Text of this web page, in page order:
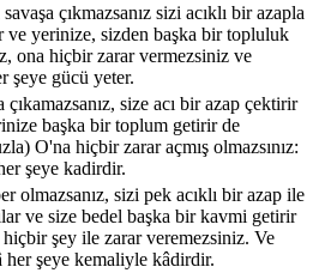
çıkmazsanız sizi acıklı bir azapla
ve yerinize, sizden başka bir topluluk
ona hiçbir zarar vermezsiniz ve
şeye gücü yeter.
çıkamazsanız, size acı bir azap çektirir
başka bir toplum getirir de
O'na hiçbir zarar açmış olmazsınız:
şeye kadirdir.
olmazsanız, sizi pek acıklı bir azap ile
ve size bedel başka bir kavmi getirir
şey ile zarar veremezsiniz. Ve
her şeye kemaliyle kâdirdir.